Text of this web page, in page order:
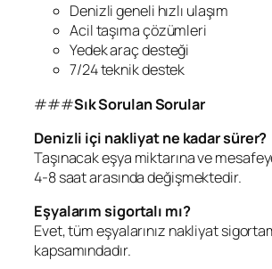
Denizli geneli hızlı ulaşım
Acil taşıma çözümleri
Yedek araç desteği
7/24 teknik destek
###Sık Sorulan Sorular
Denizli içi nakliyat ne kadar sürer?
Taşınacak eşya miktarına ve
4-8 saat arasında değişmektedir.
Eşyalarım sigortalı mı?
Evet, tüm eşyalarınız nakliyat
kapsamındadır.